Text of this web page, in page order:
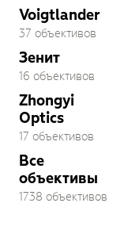
Voigtlander
37 объективов
Зенит
16 объективов
Zhongyi
Optics
17 объективов
Все
объективы
1738 объективов